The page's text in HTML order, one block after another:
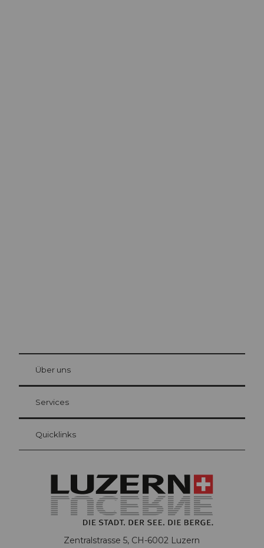
Gästekarte Luzern
Ihre Vorteile als Übernachtungsgast
at Bre
Über uns
Services
Quicklinks
Zentralstrasse 5, CH-6002 Luzern